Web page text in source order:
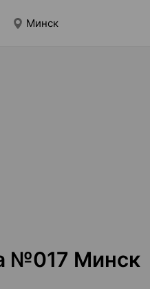
Минск
№017 Минск